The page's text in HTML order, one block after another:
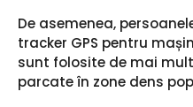
De asemenea,
tracker GPS pentru
sunt folosite de mai
parcate în zone dens